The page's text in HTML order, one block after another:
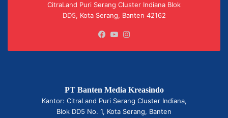
CitraLand Puri Serang Cluster Indiana Blok
DD5, Kota Serang, Banten 42162
Facebook
YouTube
PT Banten Media Kreasindo
Kantor: CitraLand Puri Serang Cluster Indiana,
Blok DD5 No. 1, Kota Serang, Banten